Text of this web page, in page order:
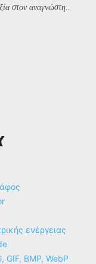
στον αναγνώστη..
ενέργειας
GIF, BMP, WebP